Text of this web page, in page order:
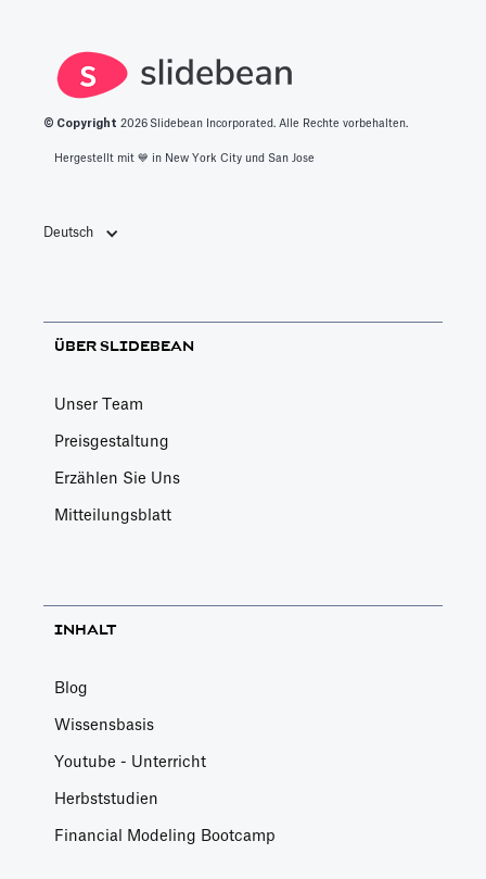
© Copyright 2026 Slidebean Incorporated. Alle Rechte vorbehalten.
Hergestellt mit 💙️ in New York City und San Jose
Deutsch
ÜBER SLIDEBEAN
Unser Team
Preisgestaltung
Erzählen Sie Uns
Mitteilungsblatt
INHALT
Blog
Wissensbasis
Youtube - Unterricht
Herbststudien
Financial Modeling Bootcamp